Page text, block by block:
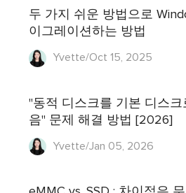
두 가지 쉬운 방법으로
이그레이션하는 방법
Yvette/Oct 15, 2025
"동적 디스크를 기본 디스크
음" 문제 해결 방법 [2026]
Yvette/Jan 05, 2026